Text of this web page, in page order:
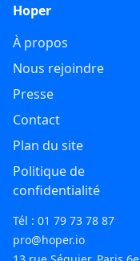
Hoper
À propos
Nous rejoindre
Presse
Contact
Plan du site
Politique de
confidentialité
Tél : 01 79 73 78 87
pro@hoper.io